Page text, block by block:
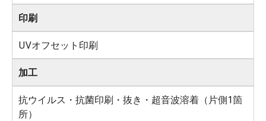
印刷
UVオフセット印刷
加工
抗ウイルス・抗菌印刷・抜き・超音波溶着（片側1箇
所）